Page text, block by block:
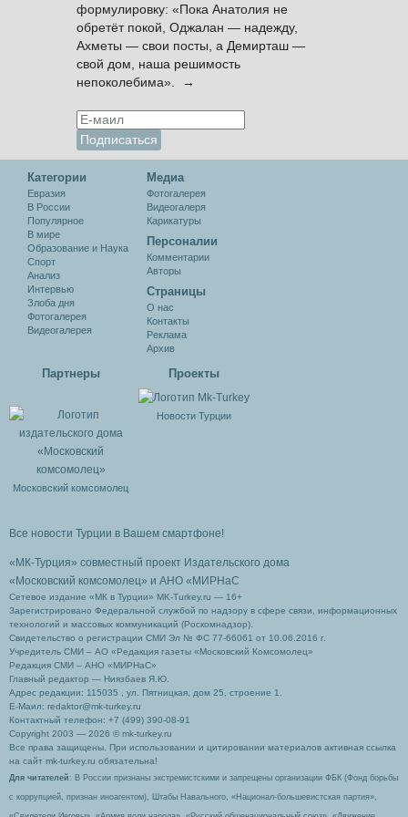
формулировку: «Пока Анатолия не
обретёт покой, Оджалан — надежду,
Ахметы — свои посты, а Демирташ —
свой дом, наша решимость
непоколебима». →
Категории
Евразия
В России
Популярное
В мире
Образование и Наука
Спорт
Анализ
Интервью
Злоба дня
Фотогалерея
Видеогалерея
Медиа
Фотогалерея
Видеогалеря
Карикатуры
Персоналии
Комментарии
Авторы
Cтраницы
О нас
Контакты
Реклама
Архив
Партнеры
Московский комсомолец
Проекты
Новости Турции
Все новости Турции в Вашем смартфоне!
«МК-Турция» совместный проект Издательского дома
«Московский комсомолец» и АНО «МИРНаС
Сетевое издание «МК в Турции» MK-Turkey.ru — 16+
Зарегистрировано Федеральной службой по надзору в сфере связи, информационных
технологий и массовых коммуникаций (Роскомнадзор).
Свидетельство о регистрации СМИ Эл № ФС 77-66061 от 10.06.2016 г.
Учредитель СМИ – АО «Редакция газеты «Московский Комсомолец»
Редакция СМИ – АНО «МИРНаС»
Главный редактор — Ниязбаев Я.Ю.
Адрес редакции: 115035 , ул. Пятницкая, дом 25, строение 1.
Е-Маил: redaktor@mk-turkey.ru
Контактный телефон: +7 (499) 390-08-91
Copyright 2003 — 2026 © mk-turkey.ru
Все права защищены. При использовании и цитировании материалов активная ссылка
на сайт mk-turkey.ru обязательна!
Для читателей : В России признаны экстремистскими и запрещены организации ФБК (Фонд борьбы
с коррупцией, признан иноагентом), Штабы Навального, «Национал-большевистская партия»,